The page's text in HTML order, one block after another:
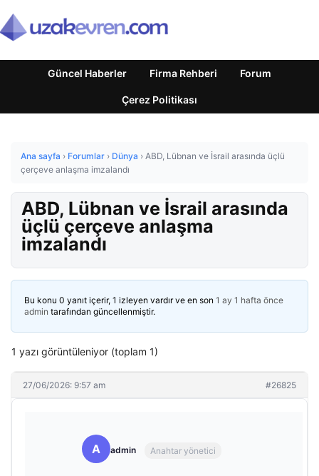
Güncel Haberler Firma Rehberi Forum
Çerez Politikası
Ana sayfa › Forumlar › Dünya › ABD, Lübnan ve İsrail arasında üçlü
çerçeve anlaşma imzalandı
ABD, Lübnan ve İsrail arasında
üçlü çerçeve anlaşma
imzalandı
Bu konu 0 yanıt içerir, 1 izleyen vardır ve en son 1 ay 1 hafta önce
admin tarafından güncellenmiştir.
1 yazı görüntüleniyor (toplam 1)
27/06/2026: 9:57 am #26825
A admin Anahtar yönetici